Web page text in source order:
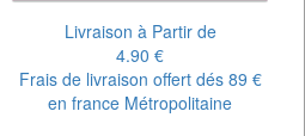
Livraison à Partir de
4.90 €
Frais de livraison offert dés 89 €
en france Métropolitaine